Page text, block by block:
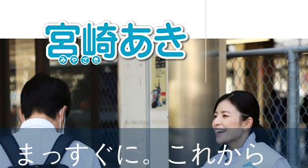
まっすぐに。これから